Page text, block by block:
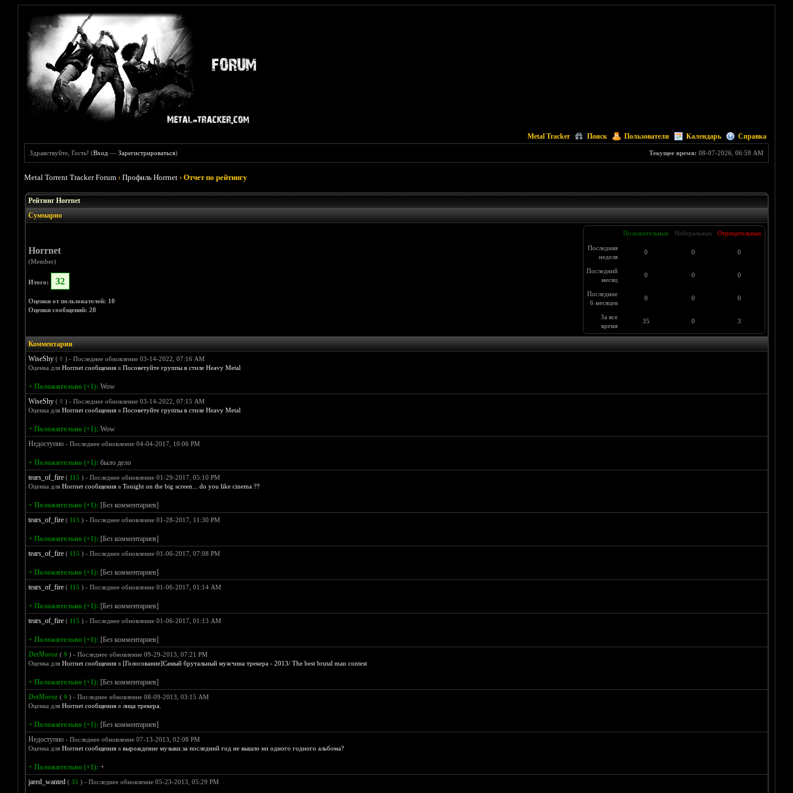
Metal Tracker Поиск Пользователи Календарь Справка
Текущее время: 08-07-2026, 06:59 AM
Здравствуйте, Гость! (Вход —Зарегистрироваться)
Metal Torrent Tracker Forum ›Профиль Horrnet ›Отчет по рейтингу
Рейтинг Horrnet
Суммарно
Horrnet
(Member)
Итого: 32
Оценки от пользователей: 10
Оценки сообщений: 28
Положительных Нейтральных Отрицательных
Последняя
неделя
0 0 0
Последний
месяц
0 0 0
Последние
6 месяцев
0 0 0
За все
время
35 0 3
Комментарии
WiseShy ( 0 ) - Последнее обновление 03-14-2022, 07:16 AM
Оценка для Horrnet сообщенияв Посоветуйте группы в стиле Heavy Metal
+ Положительно (+1): Wow
WiseShy ( 0 ) - Последнее обновление 03-14-2022, 07:15 AM
Оценка для Horrnet сообщенияв Посоветуйте группы в стиле Heavy Metal
+ Положительно (+1): Wow
Недоступно - Последнее обновление 04-04-2017, 10:06 PM
+ Положительно (+1): было дело
tears_of_fire ( 115 ) - Последнее обновление 01-29-2017, 05:10 PM
Оценка для Horrnet сообщенияв Tonight on the big screen... do you like cinema ??
+ Положительно (+1): [Без комментариев]
tears_of_fire ( 115 ) - Последнее обновление 01-28-2017, 11:30 PM
+ Положительно (+1): [Без комментариев]
tears_of_fire ( 115 ) - Последнее обновление 01-06-2017, 07:08 PM
+ Положительно (+1): [Без комментариев]
tears_of_fire ( 115 ) - Последнее обновление 01-06-2017, 01:14 AM
+ Положительно (+1): [Без комментариев]
tears_of_fire ( 115 ) - Последнее обновление 01-06-2017, 01:13 AM
+ Положительно (+1): [Без комментариев]
DetMoroz ( 9 ) - Последнее обновление 09-29-2013, 07:21 PM
Оценка для Horrnet сообщенияв [Голосование]Самый брутальный мужчина трекера - 2013/ The best brutal man contest
+ Положительно (+1): [Без комментариев]
DetMoroz ( 9 ) - Последнее обновление 08-09-2013, 03:15 AM
Оценка для Horrnet сообщенияв лица трекера.
+ Положительно (+1): [Без комментариев]
Недоступно - Последнее обновление 07-13-2013, 02:08 PM
Оценка для Horrnet сообщенияв вырождение музыки.за последний год не вышло ни одного годного альбома?
+ Положительно (+1): +
jared_wanted ( 35 ) - Последнее обновление 05-23-2013, 05:29 PM